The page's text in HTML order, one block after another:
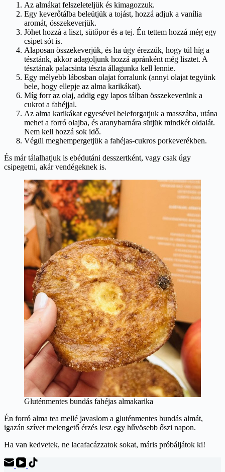
Az almákat felszeleteljük és kimagozzuk.
Egy keverőtálba beleütjük a tojást, hozzá adjuk a vanília
aromát, összekeverjük.
Jöhet hozzá a liszt, sütőpor és a tej. Én tettem hozzá még egy
csipet sót is.
Alaposan összekeverjük, és ha úgy érezzük, hogy túl híg a
tésztánk, akkor adagoljunk hozzá apránként még lisztet. A
tésztának palacsinta tészta állagunka kell lennie.
Egy mélyebb lábosban olajat forralunk (annyi olajat tegyünk
bele, hogy ellepje az alma karikákat).
Míg forr az olaj, addig egy lapos tálban összekeverünk a
cukrot a fahéjjal.
Az alma karikákat egyesével beleforgatjuk a masszába, utána
mehet a forró olajba, és aranybarnára sütjük mindkét oldalát.
Nem kell hozzá sok idő.
Végül meghempergetjük a fahéjas-cukros porkeverékben.
És már tálalhatjuk is ebédutáni desszertként, vagy csak úgy
csipegetni, akár vendégeknek is.
Gluténmentes bundás fahéjas almakarika
Én forró alma tea mellé javaslom a gluténmentes bundás almát,
igazán szívet melengető érzés lesz egy hűvösebb őszi napon.
Ha van kedvetek, ne lacafacázzatok sokat, máris próbáljátok ki!